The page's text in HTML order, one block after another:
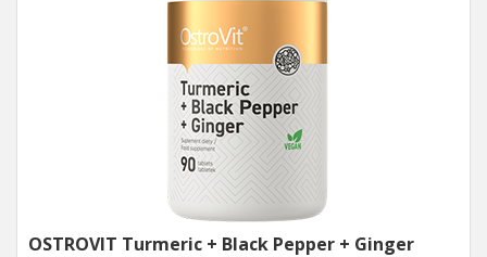
OSTROVIT Turmeric + Black Pepper + Ginger